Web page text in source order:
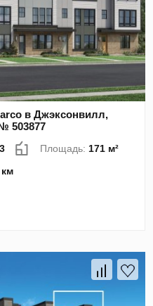
в Джэксонвилл,
503877
3 Площадь:171 м²
км